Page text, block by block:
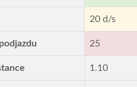
20 d/s
25
1.10